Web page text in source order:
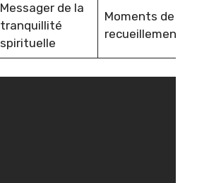
Messager de la
tranquillité
spirituelle
Moments de
recueillement